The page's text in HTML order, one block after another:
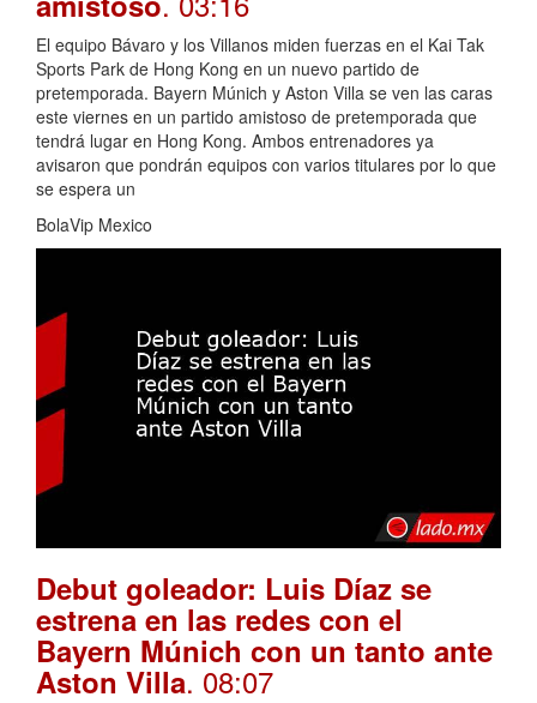
El equipo Bávaro y los Villanos miden fuerzas en el Kai Tak
Sports Park de Hong Kong en un nuevo partido de
pretemporada. Bayern Múnich y Aston Villa se ven las caras
este viernes en un partido amistoso de pretemporada que
tendrá lugar en Hong Kong. Ambos entrenadores ya
avisaron que pondrán equipos con varios titulares por lo que
se espera un
BolaVip Mexico
Debut goleador: Luis Díaz se
estrena en las redes con el
Bayern Múnich con un tanto ante
Aston Villa. 08:07